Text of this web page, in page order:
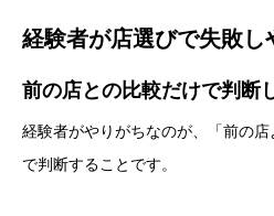
経験者が店選びで失敗し
前の店との比較だけで判断
経験者がやりがちなのが、「前の
で判断することです。